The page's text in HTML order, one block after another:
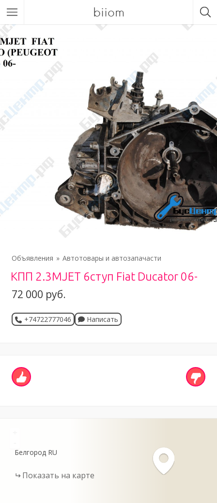
biiom
Объявления Автотовары и автозапачасти
КПП 2.3MJET 6ступ Fiat Ducator 06-
72 000 руб.
+74722777046 Написать
Белгород RU
Показать на карте